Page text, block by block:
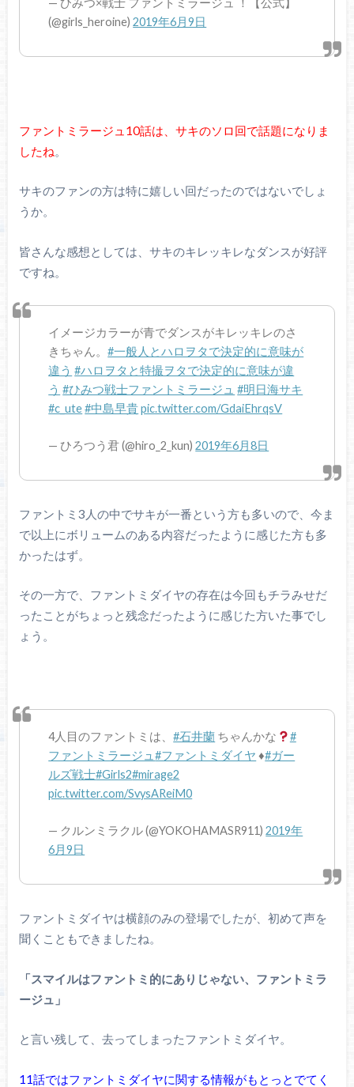
— ひみつ×戦士 ファントミラージュ ！【公式】
(@girls_heroine)2019年6月9日
ファントミラージュ10話は、サキのソロ回で話題になりま
したね
サキのファンの方は特に嬉しい回だったのではないでしょ
うか。
皆さんな感想としては、サキのキレッキレなダンスが好評
ですね。
イメージカラーが青でダンスがキレッキレのさ
きちゃん。#一般人とハロヲタで決定的に意味が
違う #ハロヲタと特撮ヲタで決定的に意味が違
う #ひみつ戦士ファントミラージュ #明日海サキ
#c_ute#中島早貴pic.twitter.com/GdaiEhrqsV
— ひろつう君 (@hiro_2_kun)2019年6月8日
ファントミ3人の中でサキが一番という方も多いので、今ま
で以上にボリュームのある内容だったように感じた方も多
かったはず。
その一方で、ファントミダイヤの存在は今回もチラみせだ
ったことがちょっと残念だったように感じた方いた事でし
ょう。
4人目のファントミは、#石井蘭 ちゃんかな
#
ファントミラージュ#ファントミダイヤ ♦️#ガー
ルズ戦士#Girls2#mirage2
pic.twitter.com/SvysAReiM0
— クルンミラクル (@YOKOHAMASR911)2019年
6月9日
ファントミダイヤは横顔のみの登場でしたが、初めて声を
聞くこともできましたね。
「スマイルはファントミ的にありじゃない、ファントミラ
ージュ」
と言い残して、去ってしまったファントミダイヤ。
11話ではファントミダイヤに関する情報がもとっとでてく